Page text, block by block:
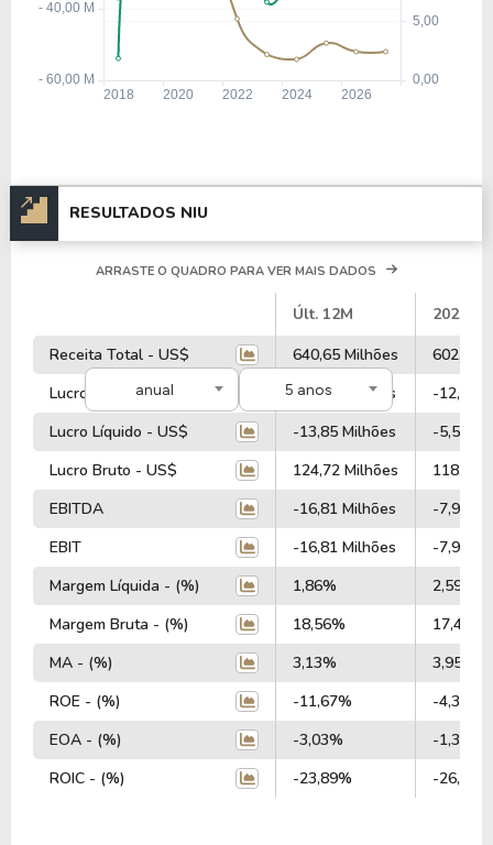
RESULTADOS NIU
anual 5 anos
ARRASTE O QUADRO PARA VER MAIS DADOS
Últ. 12M
2025
Receita Total - US$
640,65 Milhões
602,76
Lucro Operacional - US$
-21,15 Milhões
-12,43
Lucro Líquido - US$
-13,85 Milhões
-5,58
Lucro Bruto - US$
124,72 Milhões
118,01
EBITDA
-16,81 Milhões
-7,94
EBIT
-16,81 Milhões
-7,94
Margem Líquida - (%)
1,86%
2,59%
Margem Bruta - (%)
18,56%
17,45%
MA - (%)
3,13%
3,95%
ROE - (%)
-11,67%
-4,34%
EOA - (%)
-3,03%
-1,33%
ROIC - (%)
-23,89% -26,23%